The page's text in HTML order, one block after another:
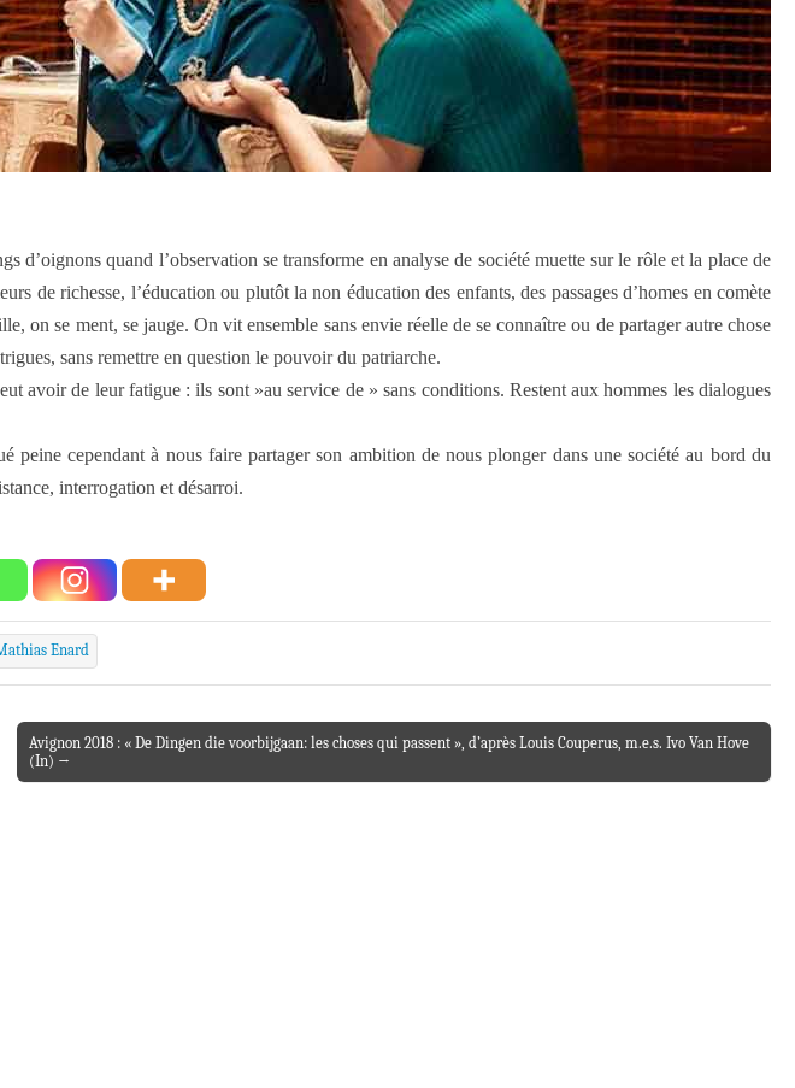
d’oignons quand l’observation se transforme en analyse de société muette sur le rôle et la place de
de richesse, l’éducation ou plutôt la non éducation des enfants, des passages d’homes en comète
on se ment, se jauge. On vit ensemble sans envie réelle de se connaître ou de partager autre chose
sans remettre en question le pouvoir du patriarche.
avoir de leur fatigue : ils sont »au service de » sans conditions. Restent aux hommes les dialogues
cependant à nous faire partager son ambition de nous plonger dans une société au bord du
interrogation et désarroi.
Enard
Avignon 2018 : « De Dingen die voorbijgaan: les choses qui passent », d’après Louis Couperus, m.e.s. Ivo Van Hove
(In) →